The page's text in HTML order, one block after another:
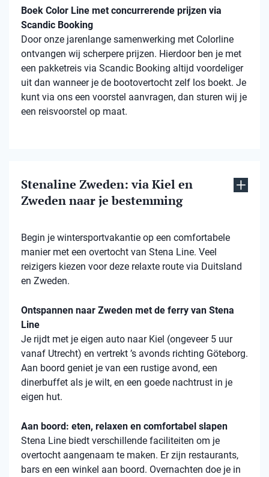
Boek Color Line met concurrerende prijzen via
Scandic Booking
Door onze jarenlange samenwerking met Colorline
ontvangen wij scherpere prijzen. Hierdoor ben je met
een pakketreis via Scandic Booking altijd voordeliger
uit dan wanneer je de bootovertocht zelf los boekt. Je
kunt via ons een voorstel aanvragen, dan sturen wij je
een reisvoorstel op maat.
Stenaline Zweden: via Kiel en
Zweden naar je bestemming
Begin je wintersportvakantie op een comfortabele
manier met een overtocht van Stena Line. Veel
reizigers kiezen voor deze relaxte route via Duitsland
en Zweden.
Ontspannen naar Zweden met de ferry van Stena
Line
Je rijdt met je eigen auto naar Kiel (ongeveer 5 uur
vanaf Utrecht) en vertrekt ’s avonds richting Göteborg.
Aan boord geniet je van een rustige avond, een
dinerbuffet als je wilt, en een goede nachtrust in je
eigen hut.
Aan boord: eten, relaxen en comfortabel slapen
Stena Line biedt verschillende faciliteiten om je
overtocht aangenaam te maken. Er zijn restaurants,
bars en een winkel aan boord. Overnachten doe je in